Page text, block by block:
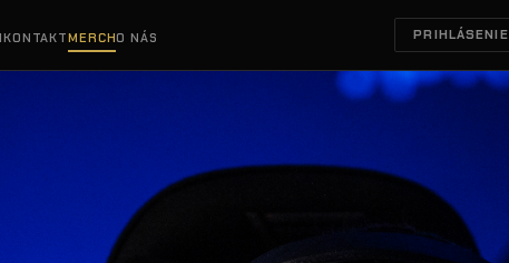
KONTAKTMERCHO NÁS PRIHLÁSENIE